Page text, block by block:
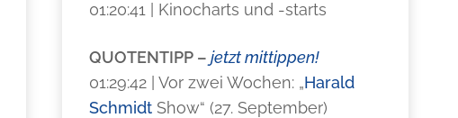
01:20:41 | Kinocharts und -starts
QUOTENTIPP – jetzt mittippen!
01:29:42 | Vor zwei Wochen: „Harald
SchmidtShow“ (27. September)